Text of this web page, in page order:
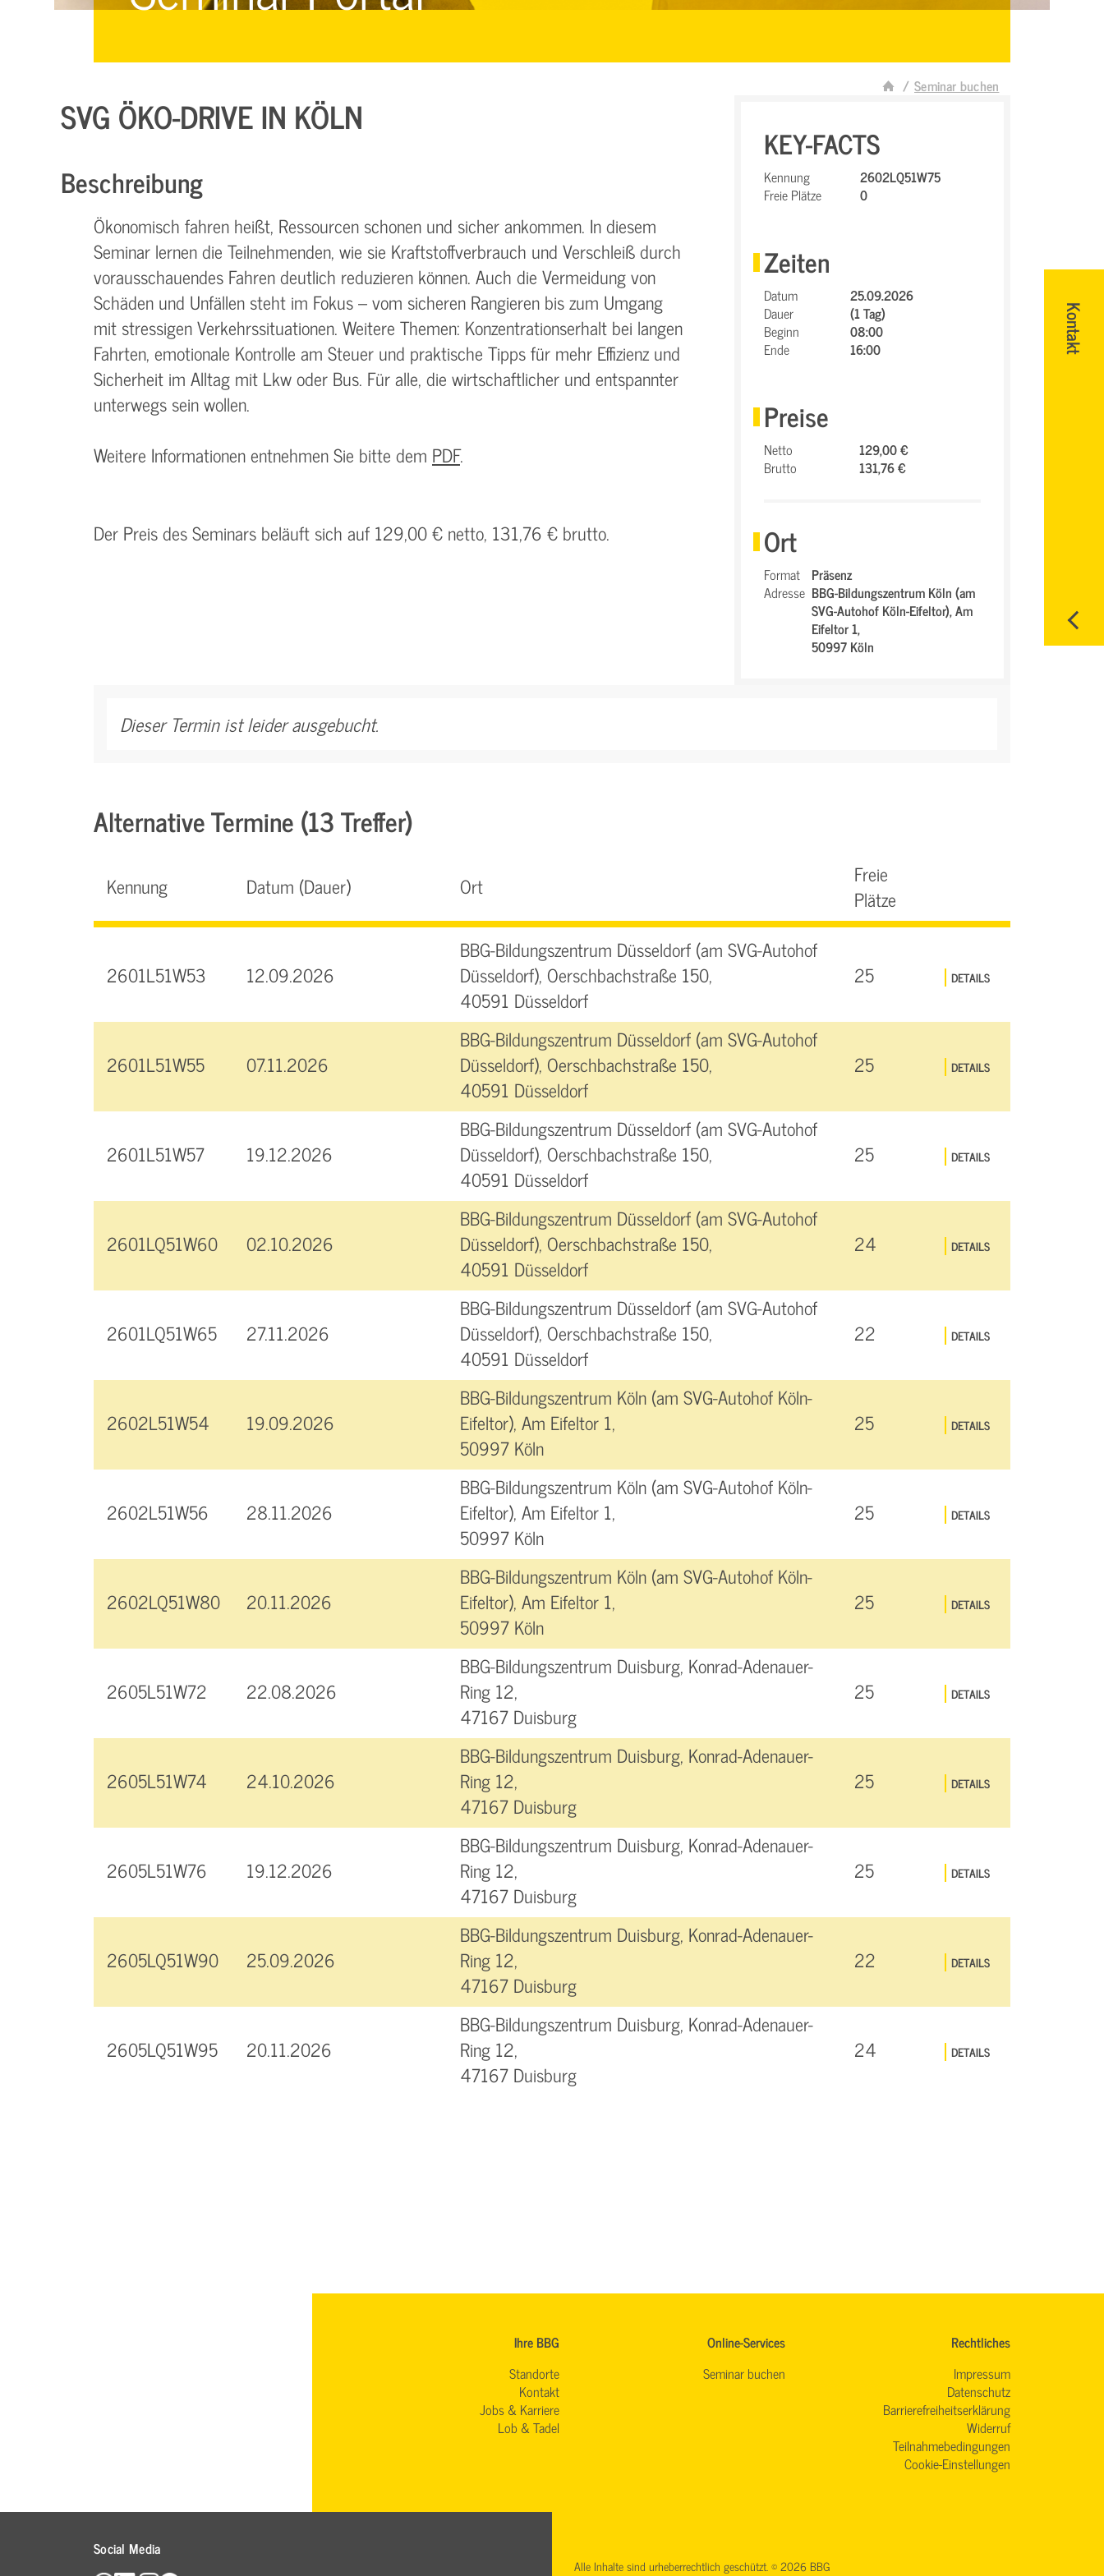
E-Learning & Webinare
Seminar buchen
Kontakt
SVG ÖKO-DRIVE IN KÖLN
Beschreibung
Ökonomisch fahren heißt, Ressourcen schonen und sicher ankommen. In diesem
Seminar lernen die Teilnehmenden, wie sie Kraftstoffverbrauch und Verschleiß durch
vorausschauendes Fahren deutlich reduzieren können. Auch die Vermeidung von
Schäden und Unfällen steht im Fokus – vom sicheren Rangieren bis zum Umgang
mit stressigen Verkehrssituationen. Weitere Themen: Konzentrationserhalt bei langen
Fahrten, emotionale Kontrolle am Steuer und praktische Tipps für mehr Effizienz und
Sicherheit im Alltag mit Lkw oder Bus. Für alle, die wirtschaftlicher und entspannter
unterwegs sein wollen.
Weitere Informationen entnehmen Sie bitte dem PDF.
Der Preis des Seminars beläuft sich auf 129,00 € netto, 131,76 € brutto.
KEY-FACTS
Kennung
2602LQ51W75
Freie Plätze
0
Zeiten
Datum
25.09.2026
Dauer
(1 Tag)
Beginn
08:00
Ende
16:00
Preise
Netto
129,00 €
Brutto
131,76 €
Ort
Format Präsenz
Adresse BBG-Bildungszentrum Köln (am
SVG-Autohof Köln-Eifeltor),Am
Eifeltor 1,
50997 Köln
Dieser Termin ist leider ausgebucht.
Alternative Termine (13 Treffer)
Kennung Datum (Dauer) Ort
Freie
Plätze
2601L51W53 12.09.2026
BBG-Bildungszentrum Düsseldorf (am SVG-Autohof
Düsseldorf), Oerschbachstraße 150,
40591 Düsseldorf
25 DETAILS
2601L51W55 07.11.2026
BBG-Bildungszentrum Düsseldorf (am SVG-Autohof
Düsseldorf), Oerschbachstraße 150,
40591 Düsseldorf
25 DETAILS
2601L51W57 19.12.2026
BBG-Bildungszentrum Düsseldorf (am SVG-Autohof
Düsseldorf), Oerschbachstraße 150,
40591 Düsseldorf
25 DETAILS
2601LQ51W60 02.10.2026
BBG-Bildungszentrum Düsseldorf (am SVG-Autohof
Düsseldorf), Oerschbachstraße 150,
40591 Düsseldorf
24 DETAILS
2601LQ51W65 27.11.2026
BBG-Bildungszentrum Düsseldorf (am SVG-Autohof
Düsseldorf), Oerschbachstraße 150,
40591 Düsseldorf
22 DETAILS
2602L51W54 19.09.2026
BBG-Bildungszentrum Köln (am SVG-Autohof Köln-
Eifeltor), Am Eifeltor 1,
50997 Köln
25 DETAILS
2602L51W56 28.11.2026
BBG-Bildungszentrum Köln (am SVG-Autohof Köln-
Eifeltor), Am Eifeltor 1,
50997 Köln
25 DETAILS
2602LQ51W80 20.11.2026
BBG-Bildungszentrum Köln (am SVG-Autohof Köln-
Eifeltor), Am Eifeltor 1,
50997 Köln
25 DETAILS
2605L51W72 22.08.2026
BBG-Bildungszentrum Duisburg, Konrad-Adenauer-
Ring 12,
47167 Duisburg
25 DETAILS
2605L51W74 24.10.2026
BBG-Bildungszentrum Duisburg, Konrad-Adenauer-
Ring 12,
47167 Duisburg
25 DETAILS
2605L51W76 19.12.2026
BBG-Bildungszentrum Duisburg, Konrad-Adenauer-
Ring 12,
47167 Duisburg
25 DETAILS
2605LQ51W90 25.09.2026
BBG-Bildungszentrum Duisburg, Konrad-Adenauer-
Ring 12,
47167 Duisburg
22 DETAILS
2605LQ51W95 20.11.2026
BBG-Bildungszentrum Duisburg, Konrad-Adenauer-
Ring 12,
47167 Duisburg
24 DETAILS
Ihre BBG
Standorte
Kontakt
Jobs & Karriere
Lob & Tadel
Online-Services
Seminar buchen
Rechtliches
Impressum
Datenschutz
Barrierefreiheitserklärung
Widerruf
Teilnahmebedingungen
Cookie-Einstellungen
Social Media
Alle Inhalte sind urheberrechtlich geschützt. © 2026 BBG